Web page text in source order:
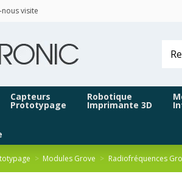
nous visite
Capteurs
Prototypage
Robotique
Imprimante 3D
Modules Grove Radiofréquences